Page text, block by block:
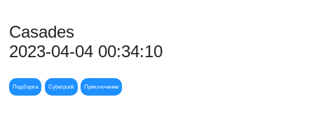
Casades
2023-04-04 00:34:10
Подборка Cyberpunk Приключение